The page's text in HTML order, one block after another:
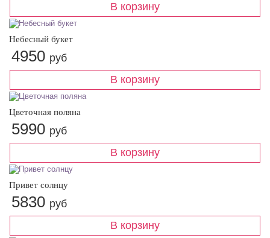
Небесный букет
4950 руб
Цветочная поляна
5990 руб
Привет солнцу
5830 руб